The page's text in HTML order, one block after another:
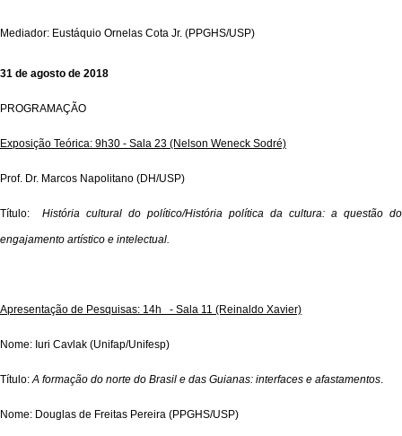
Mediador: Eustáquio Ornelas Cota Jr. (PPGHS/USP)
31 de agosto de 2018
PROGRAMAÇÃO
Exposição Teórica: 9h30 - Sala 23 (Nelson Weneck Sodré)
Prof. Dr. Marcos Napolitano (DH/USP)
Título: História cultural do político/História política da cultura: a questão do
engajamento artístico e intelectual.
Apresentação de Pesquisas: 14h - Sala 11 (Reinaldo Xavier)
Nome: Iuri Cavlak (Unifap/Unifesp)
Título: A formação do norte do Brasil e das Guianas: interfaces e afastamentos
Nome: Douglas de Freitas Pereira (PPGHS/USP)